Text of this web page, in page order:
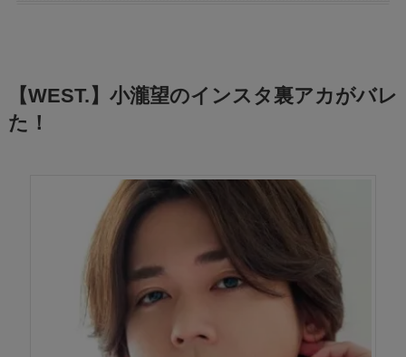
【WEST.】小瀧望のインスタ裏アカがバレ
た！